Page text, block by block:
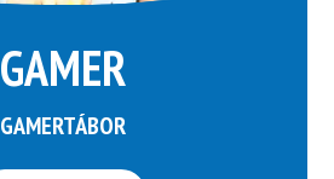
GAMER
GAMERTÁBOR